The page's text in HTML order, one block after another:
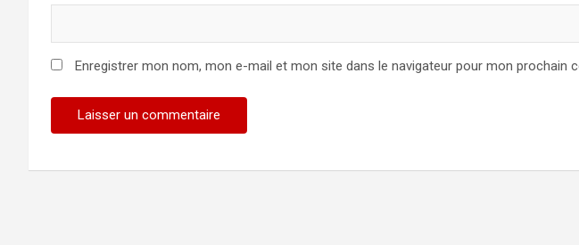
Enregistrer mon nom, mon e-mail et mon site dans le navigateur pour mon prochain